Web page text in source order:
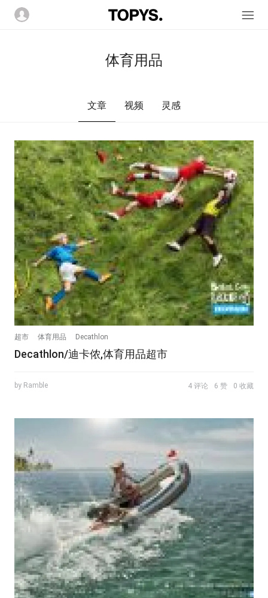
体育用品
文章 视频 灵感
超市 体育用品 Decathlon
Decathlon/迪卡侬,体育用品超市
by Ramble 4 评论 6 赞 0 收藏